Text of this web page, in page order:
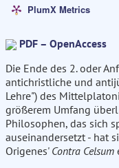
PlumX Metrics
PDF – OpenAccess
Die Ende des 2. oder
antichristliche und
Lehre") des
größerem Umfang
Philosophen, das sich
auseinandersetzt - hat
Origenes' Contra Celsum